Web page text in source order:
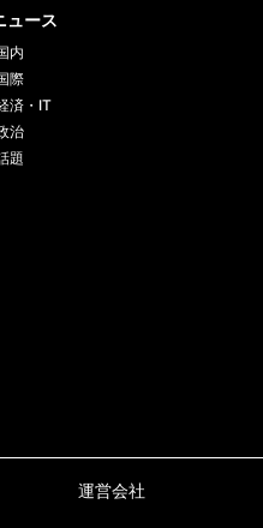
ュース
内
際
済・IT
治
題
運営会社